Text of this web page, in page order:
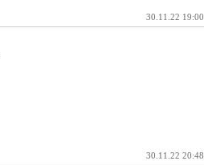
30.11.22 19:00
30.11.22 20:48